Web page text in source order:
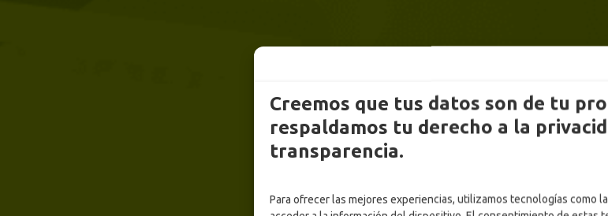
Creemos que tus datos son de tu
respaldamos tu derecho a la
transparencia.
Para ofrecer las mejores experiencias, utilizamos tecnologías como